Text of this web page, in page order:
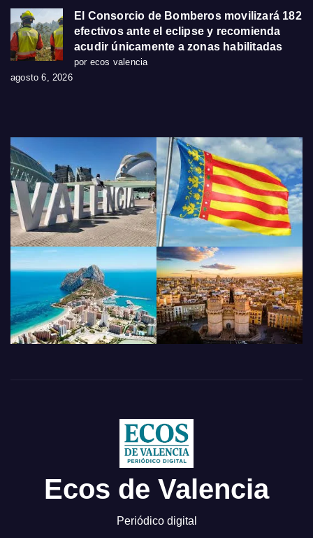
El Consorcio de Bomberos movilizará 182
efectivos ante el eclipse y recomienda
acudir únicamente a zonas habilitadas
por ecos valencia
agosto 6, 2026
Ecos de Valencia
Periódico digital